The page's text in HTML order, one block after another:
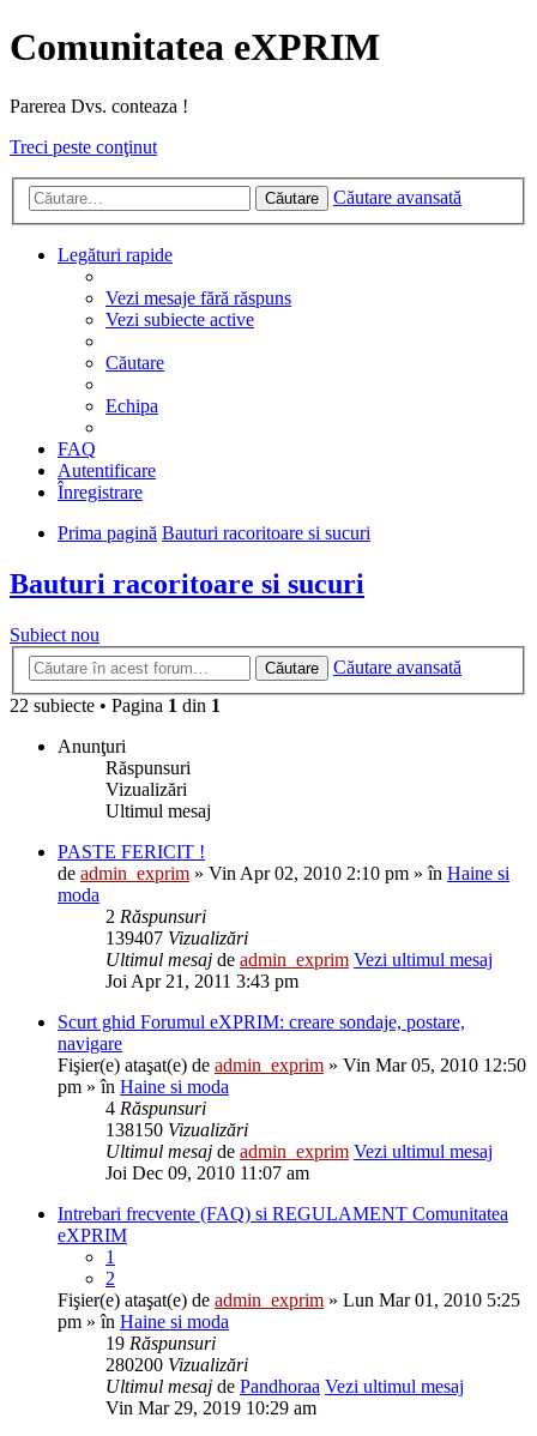
Comunitatea eXPRIM
Parerea Dvs. conteaza !
Treci peste conţinut
Căutare Căutare avansată
Legături rapide
Vezi mesaje fără răspuns
Vezi subiecte active
Căutare
Echipa
FAQ
Autentificare
Înregistrare
Prima pagină Bauturi racoritoare si sucuri
Bauturi racoritoare si sucuri
Subiect nou
Căutare
Căutare avansată
22 subiecte • Pagina 1 din 1
Anunţuri
Răspunsuri
Vizualizări
Ultimul mesaj
PASTE FERICIT !
de admin_exprim » Vin Apr 02, 2010 2:10 pm » în Haine si
moda
2 Răspunsuri
139407 Vizualizări
Ultimul mesaj de admin_exprim Vezi ultimul mesaj
Joi Apr 21, 2011 3:43 pm
Scurt ghid Forumul eXPRIM: creare sondaje, postare,
navigare
Fişier(e) ataşat(e) de admin_exprim » Vin Mar 05, 2010 12:50
pm » în Haine si moda
4 Răspunsuri
138150 Vizualizări
Ultimul mesaj de admin_exprim Vezi ultimul mesaj
Joi Dec 09, 2010 11:07 am
Intrebari frecvente (FAQ) si REGULAMENT Comunitatea
eXPRIM
1
2
Fişier(e) ataşat(e) de admin_exprim » Lun Mar 01, 2010 5:25
pm » în Haine si moda
19 Răspunsuri
280200 Vizualizări
Ultimul mesaj de Pandhoraa Vezi ultimul mesaj
Vin Mar 29, 2019 10:29 am